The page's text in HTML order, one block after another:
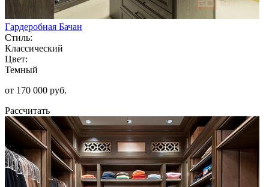
Гардеробная Бачан
Стиль:
Классический
Цвет:
Темный
от 170 000 руб.
Рассчитать